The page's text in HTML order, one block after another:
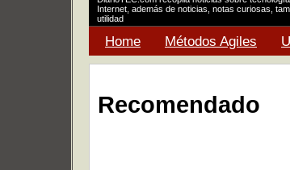
Internet, además de noticias, notas curiosas,
utilidad
Home Métodos Agiles
Recomendado